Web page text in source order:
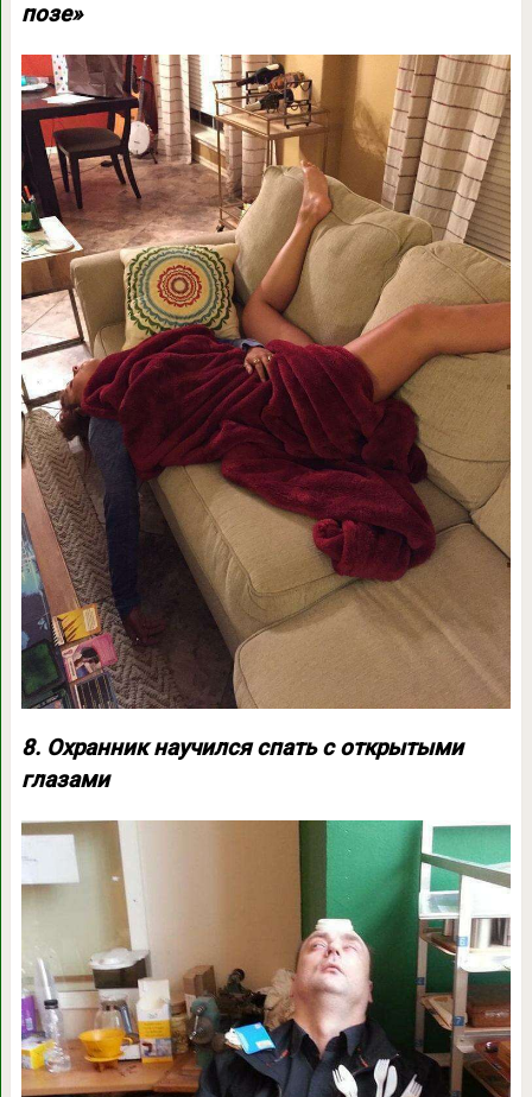
позе»
8. Охранник научился спать с открытыми
глазами